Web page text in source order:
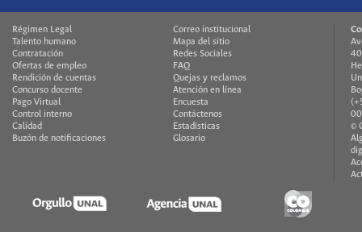
Régimen Legal
Talento humano
Contratación
Ofertas de empleo
Rendición de cuentas
Concurso docente
Pago Virtual
Control interno
Calidad
Buzón de notificaciones
Correo institucional
Mapa del sitio
Redes Sociales
FAQ
Quejas y reclamos
Atención en línea
Encuesta
Contáctenos
Estadísticas
Glosario
©